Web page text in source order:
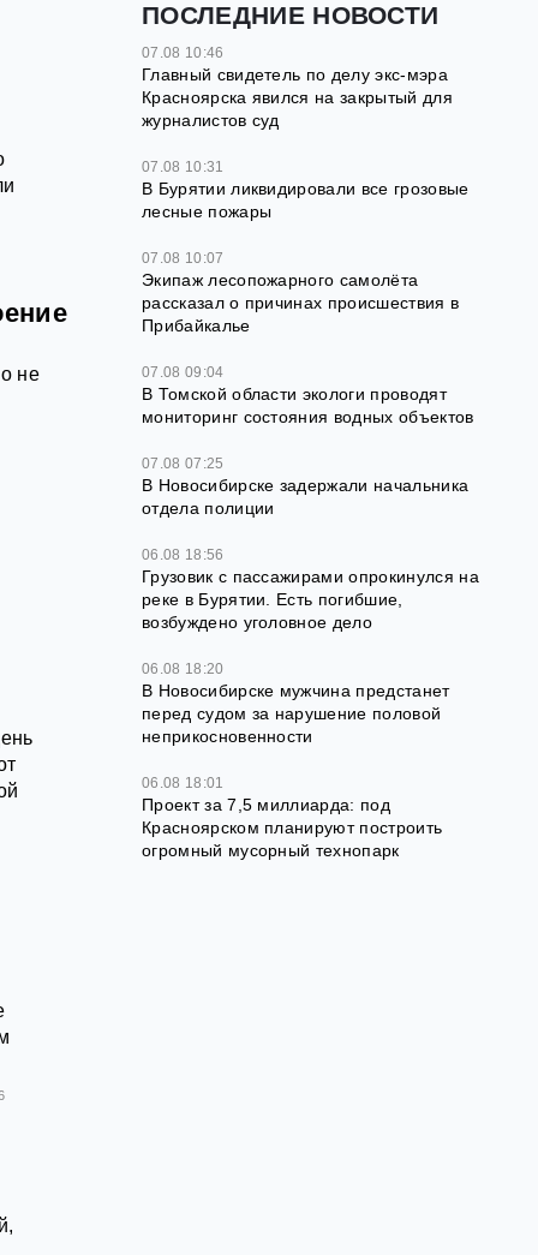
не
ПОСЛЕДНИЕ НОВОСТИ
07.08 10:46
Главный свидетель по делу экс-мэра
Красноярска явился на закрытый для
журналистов суд
07.08 10:31
В Бурятии ликвидировали все грозовые
лесные пожары
07.08 10:07
Экипаж лесопожарного самолёта
рассказал о причинах происшествия в
Прибайкалье
07.08 09:04
В Томской области экологи проводят
мониторинг состояния водных объектов
07.08 07:25
В Новосибирске задержали начальника
отдела полиции
06.08 18:56
Грузовик с пассажирами опрокинулся на
реке в Бурятии. Есть погибшие,
возбуждено уголовное дело
06.08 18:20
В Новосибирске мужчина предстанет
перед судом за нарушение половой
неприкосновенности
06.08 18:01
Проект за 7,5 миллиарда: под
Красноярском планируют построить
огромный мусорный технопарк